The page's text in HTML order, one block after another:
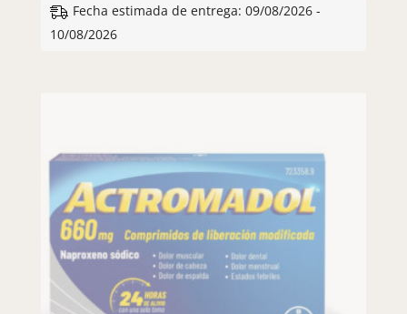
Fecha estimada de entrega: 09/08/2026 -
10/08/2026